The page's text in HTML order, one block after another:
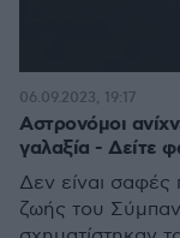
Αστρονόμοι
γαλαξία - Δείτε
Δεν είναι σαφές
ζωής του
06.09.2023, 19:17